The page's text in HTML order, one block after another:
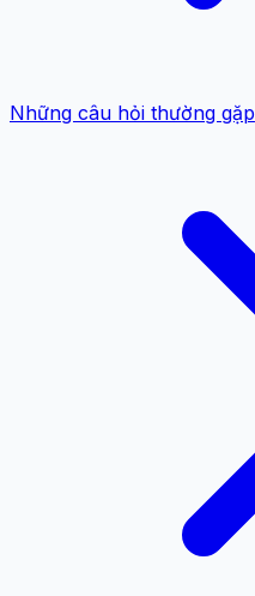
Những câu hỏi thường gặp